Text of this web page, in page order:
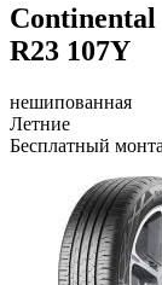
Continental
R23 107Y
нешипованная
Летние
Бесплатный